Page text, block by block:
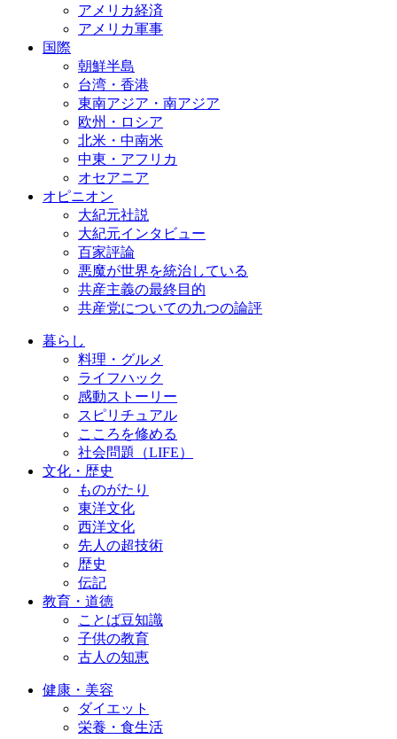
アメリカ経済
アメリカ軍事
国際
朝鮮半島
台湾・香港
東南アジア・南アジア
欧州・ロシア
北米・中南米
中東・アフリカ
オセアニア
オピニオン
大紀元社説
大紀元インタビュー
百家評論
悪魔が世界を統治している
共産主義の最終目的
共産党についての九つの論評
暮らし
料理・グルメ
ライフハック
感動ストーリー
スピリチュアル
こころを修める
社会問題（LIFE）
文化・歴史
ものがたり
東洋文化
西洋文化
先人の超技術
歴史
伝記
教育・道徳
ことば豆知識
子供の教育
古人の知恵
健康・美容
ダイエット
栄養・食生活